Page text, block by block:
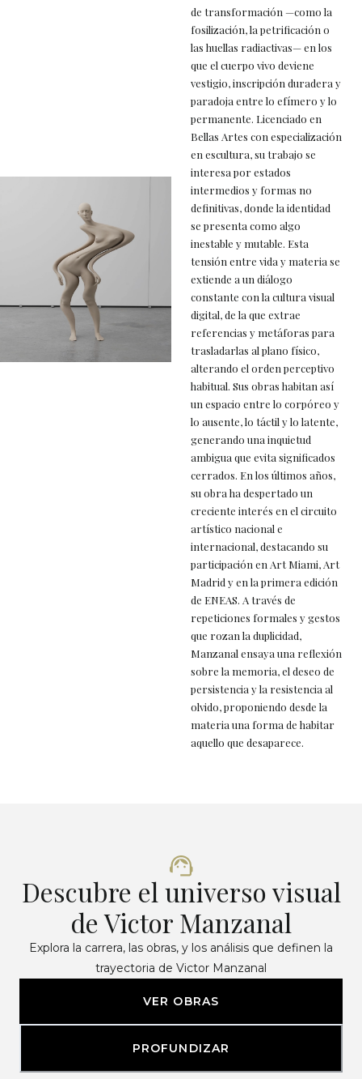
de transformación —como la
fosilización, la petrificación o
las huellas radiactivas— en los
que el cuerpo vivo deviene
vestigio, inscripción duradera y
paradoja entre lo efímero y lo
permanente. Licenciado en
Bellas Artes con especialización
en escultura, su trabajo se
interesa por estados
intermedios y formas no
definitivas, donde la identidad
se presenta como algo
inestable y mutable. Esta
tensión entre vida y materia se
extiende a un diálogo
constante con la cultura visual
digital, de la que extrae
referencias y metáforas para
trasladarlas al plano físico,
alterando el orden perceptivo
habitual. Sus obras habitan así
un espacio entre lo corpóreo y
lo ausente, lo táctil y lo latente,
generando una inquietud
ambigua que evita significados
cerrados. En los últimos años,
su obra ha despertado un
creciente interés en el circuito
artístico nacional e
internacional, destacando su
participación en Art Miami, Art
Madrid y en la primera edición
de ENEAS. A través de
repeticiones formales y gestos
que rozan la duplicidad,
Manzanal ensaya una reflexión
sobre la memoria, el deseo de
persistencia y la resistencia al
olvido, proponiendo desde la
materia una forma de habitar
aquello que desaparece.
Descubre el universo visual
de Victor Manzanal
Explora la carrera, las obras, y los análisis que definen la
trayectoria de Victor Manzanal
VER OBRAS
PROFUNDIZAR